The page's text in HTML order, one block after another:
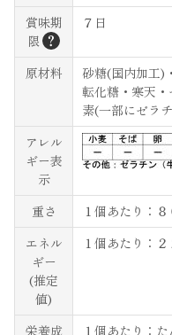
賞味期
限 ？
７日
原材料
砂糖(国内加工)
転化糖・寒天
素(一部にゼラ
アレル
ギー表
示
重さ
１個あたり：８
エネル
ギー
(推定
値)
１個あたり：
栄養成
１個あたり：